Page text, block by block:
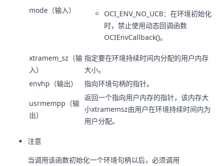
mode（输入）
OCI_ENV_NO_UCB：在环境初始化
时，禁止使用动态回调函数
OCIEnvCallback()。
xtramem_sz（输
入）
指定要在环境持续时间内分配的用户内存
大小。
envhp（输出）
指向环境句柄的指针。
usrmempp（输
出）
返回一个指向用户内存的指针，该内存大
小xtramemsz由用户在环境持续时间内为
用户分配。
注意
当调用该函数初始化一个环境句柄以后，必须调用